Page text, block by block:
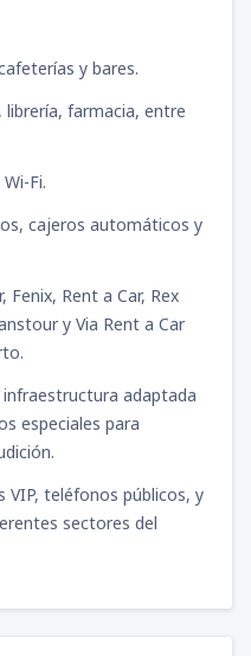
y bares.
librería, farmacia, entre
Fi.
cajeros automáticos y
Fenix, Rent a Car, Rex
y Via Rent a Car
infraestructura adaptada
especiales para
VIP, teléfonos públicos, y
sectores del